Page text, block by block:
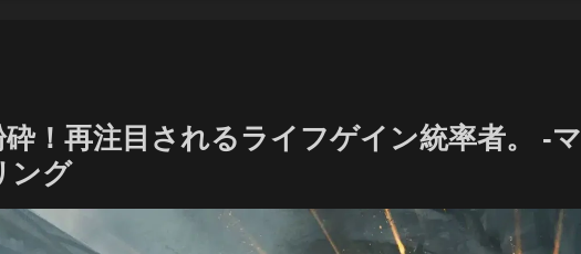
！再注目されるライフゲイン統率者。 -マ
ング